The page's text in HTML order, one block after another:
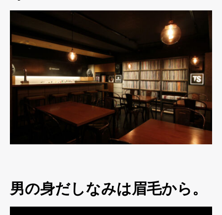
男の身だしなみは眉毛から。